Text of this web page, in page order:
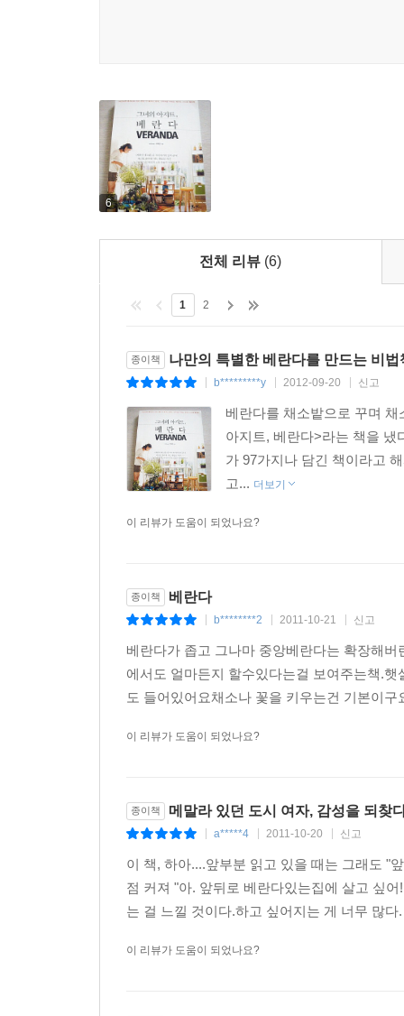
팁을 얻을 수 있을 것이다.
작지만 알차게 쓸 수 있는 매력 만점 숨은 공간
베란다 아지트에서 이루는 나만의 즐겁고 가슴 설
본래 베란다는 아래층과 위층의 면적 차이로
마련인데 그 앞으로 나 있는 빈 공간이 본래의 의
맞다. 『그녀의 아지트, 베란다』에서는 꺡베란
사무실, 카페나 상점의 창가, 원룸이나 오피스텔
있는 생활 속 실내 공간이라면 모두 베란다라고 의
마시고 남은 음료수 병에 길가의 야생화를 넣
정성스러움, 바쁜 세상사는 잠시 잊고 나만의
아이디어들이 책 속에 가득하다.
이 책은 집을 꾸미고는 싶은데 큰돈을 들여 규모
공간 이외에 나만의 비밀스럽고 아기자기한 공간
6
전체 리뷰 (6)
1 2
종이책 나만의 특별한 베란다를 만드는 비법
b*********y 2012-09-20 신고
베란다를 채소밭으로 꾸며
아지트, 베란다>라는 책을 냈
가 97가지나 담긴 책이라고
고... 더보기
이 리뷰가 도움이 되었나요?
종이책 베란다
b********2 2011-10-21 신고
베란다가 좁고 그나마 중앙베란다는 확장해
에서도 얼마든지 할수있다는걸 보여주는책.
도 들어있어요채소나 꽃을 키우는건 기본이
이 리뷰가 도움이 되었나요?
종이책 메말라 있던 도시 여자, 감성을 되찾
a*****4 2011-10-20 신고
이 책, 하아....앞부분 읽고 있을 때는 그래도 "
점 커져 "아. 앞뒤로 베란다있는집에 살고 싶
는 걸 느낄 것이다.하고 싶어지는 게 너무 많
이 리뷰가 도움이 되었나요?